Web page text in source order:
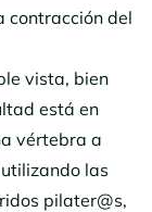
contracción del
vista, bien
está en
vértebra a
las
pilater@s,